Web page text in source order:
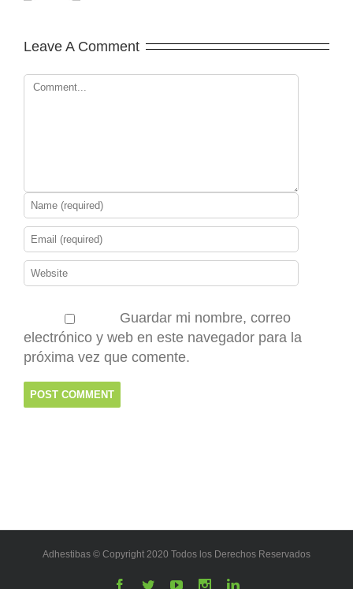
Leave A Comment
Guardar mi nombre, correo
electrónico y web en este navegador para la
próxima vez que comente.
Adhestibas © Copyright 2020 Todos los Derechos Reservados